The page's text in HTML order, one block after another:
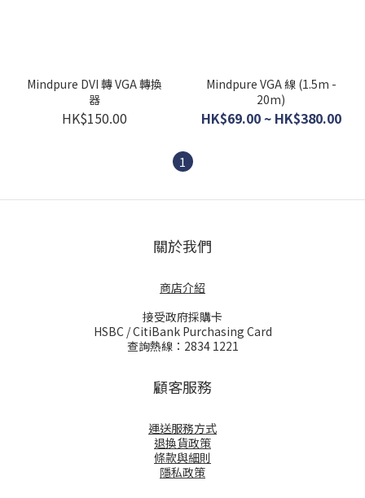
Mindpure DVI 轉 VGA 轉換
器
HK$150.00
Mindpure VGA 線 (1.5m -
20m)
HK$69.00 ~ HK$380.00
1
關於我們
商店介紹
接受政府採購卡
HSBC / CitiBank Purchasing Card
查詢熱線：2834 1221
顧客服務
運送服務方式
退換貨政策
條款與細則
隱私政策